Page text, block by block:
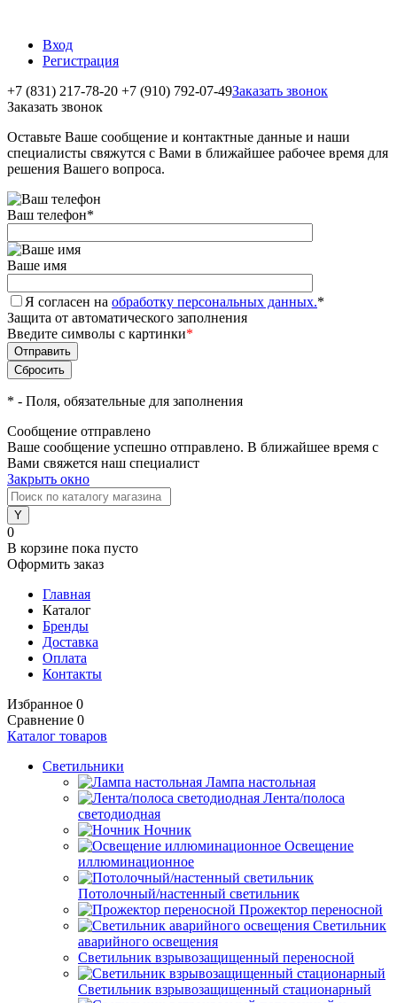
Вход
Регистрация
+7 (831) 217-78-20 +7 (910) 792-07-49Заказать звонок
Заказать звонок
Оставьте Ваше сообщение и контактные данные и наши
специалисты свяжутся с Вами в ближайшее рабочее время для
решения Вашего вопроса.
Ваш телефон*
Ваше имя
Я согласен на обработку персональных данных.*
Защита от автоматического заполнения
Введите символы с картинки*
* - Поля, обязательные для заполнения
Сообщение отправлено
Ваше сообщение успешно отправлено. В ближайшее время с
Вами свяжется наш специалист
Закрыть окно
0
В корзине пока пусто
Оформить заказ
Главная
Каталог
Бренды
Доставка
Оплата
Контакты
Избранное 0
Сравнение 0
Каталог товаров
Светильники
Лампа настольная
Лента/полоса
светодиодная
Ночник
Освещение
иллюминационное
Потолочный/настенный светильник
Прожектор переносной
Светильник
аварийного освещения
Светильник взрывозащищенный переносной
Светильник взрывозащищенный стационарный